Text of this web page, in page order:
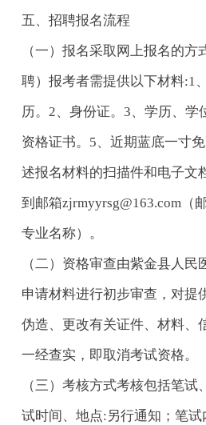
五、招聘报名流程
（一）报名采取网上报名的
聘）报考者需提供以下材料:1
历。2、身份证。3、学历、学
资格证书。5、近期蓝底一寸
述报名材料的扫描件和电子文
到邮箱zjrmyyrsg@163.com（
专业名称）。
（二）资格审查由紫金县人
申请材料进行初步审查，对提
伪造、更改有关证件、材料、
一经查实，即取消考试资格。
（三）考核方式考核包括笔
试时间、地点:另行通知；笔